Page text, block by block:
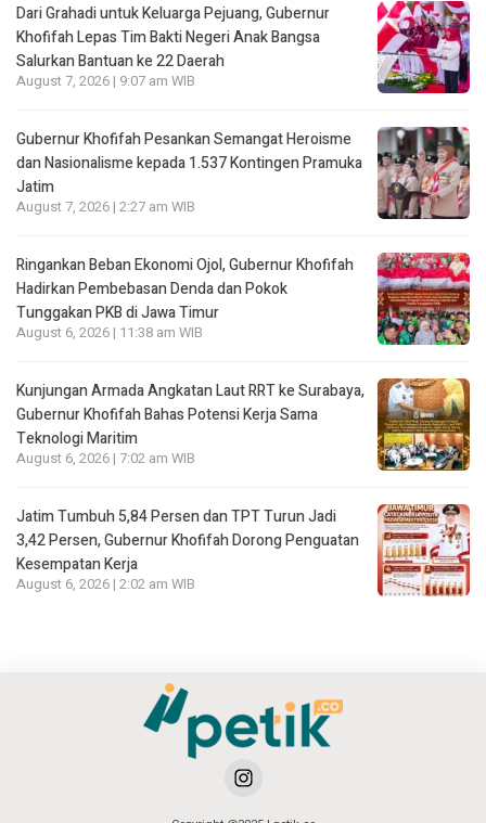
Dari Grahadi untuk Keluarga Pejuang, Gubernur
Khofifah Lepas Tim Bakti Negeri Anak Bangsa
Salurkan Bantuan ke 22 Daerah
August 7, 2026 | 9:07 am WIB
Gubernur Khofifah Pesankan Semangat Heroisme
dan Nasionalisme kepada 1.537 Kontingen Pramuka
Jatim
August 7, 2026 | 2:27 am WIB
Ringankan Beban Ekonomi Ojol, Gubernur Khofifah
Hadirkan Pembebasan Denda dan Pokok
Tunggakan PKB di Jawa Timur
August 6, 2026 | 11:38 am WIB
Kunjungan Armada Angkatan Laut RRT ke Surabaya,
Gubernur Khofifah Bahas Potensi Kerja Sama
Teknologi Maritim
August 6, 2026 | 7:02 am WIB
Jatim Tumbuh 5,84 Persen dan TPT Turun Jadi
3,42 Persen, Gubernur Khofifah Dorong Penguatan
Kesempatan Kerja
August 6, 2026 | 2:02 am WIB